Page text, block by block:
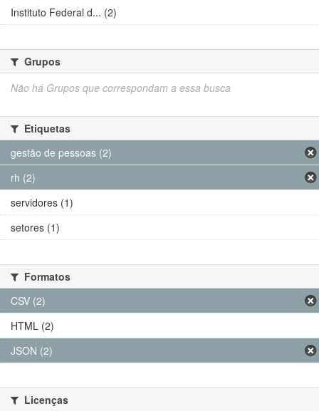
Instituto Federal d... (2)
Grupos
Não há Grupos que correspondam a essa busca
Etiquetas
gestão de pessoas (2)
rh (2)
servidores (1)
setores (1)
Formatos
CSV (2)
HTML (2)
JSON (2)
Licenças